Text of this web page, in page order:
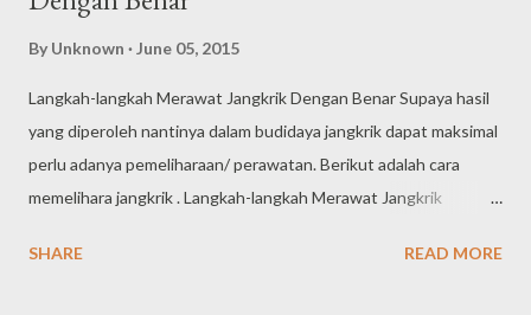
By Unknown June 05, 2015
Langkah-langkah Merawat Jangkrik Dengan Benar Supaya hasil
yang diperoleh nantinya dalam budidaya jangkrik dapat maksimal
perlu adanya pemeliharaan/ perawatan. Berikut adalah cara
memelihara jangkrik . Langkah-langkah Merawat Jangkrik
Dengan Benar Pemilihan Bibit dan Calon IndukBibit yang
SHARE READ MORE